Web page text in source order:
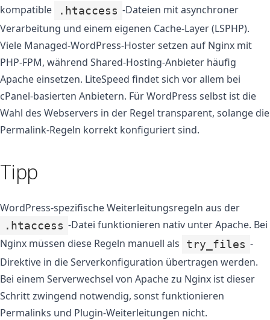
kompatible
.htaccess -Dateien mit asynchroner
Verarbeitung und einem eigenen Cache-Layer (LSPHP).
Viele Managed-WordPress-Hoster setzen auf Nginx mit
PHP-FPM, während Shared-Hosting-Anbieter häufig
Apache einsetzen. LiteSpeed findet sich vor allem bei
cPanel-basierten Anbietern. Für WordPress selbst ist die
Wahl des Webservers in der Regel transparent, solange die
Permalink-Regeln korrekt konfiguriert sind.
Tipp
WordPress-spezifische Weiterleitungsregeln aus der
.htaccess -Datei funktionieren nativ unter Apache. Bei
Nginx müssen diese Regeln manuell als
try_files -
Direktive in die Serverkonfiguration übertragen werden.
Bei einem Serverwechsel von Apache zu Nginx ist dieser
Schritt zwingend notwendig, sonst funktionieren
Permalinks und Plugin-Weiterleitungen nicht.